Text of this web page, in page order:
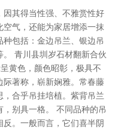
因其得当性强、不雅赏性好
气，还能为家居增添一抹
包括：金边吊兰、银边吊
青川县圳岁石材翻新合伙
黄色，颜色昭彰，极具不
际著称，崭新娴雅。常春藤
合乎吊挂培植。紫背吊兰
别具一格。 不同品种的吊
。一般而言，它们喜半阴